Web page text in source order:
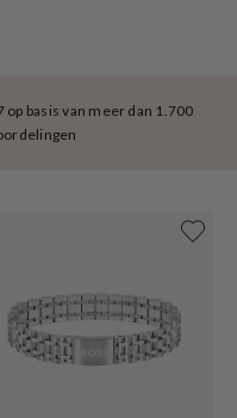
basis van meer dan 1.700